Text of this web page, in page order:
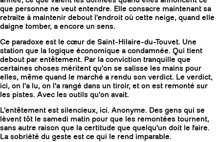
COUTEAUX
que personne ne veut entendre. Elle consacre maintenant sa
retraite à maintenir debout l'endroit où cette neige, quand elle
daigne tomber, a encore un sens.
Ce paradoxe est le cœur de Saint-Hilaire-du-Touvet. Une
station que la logique économique a condamnée. Qui tient
debout par entêtement. Par la conviction tranquille que
certaines choses méritent qu'on se salisse les mains pour
elles, même quand le marché a rendu son verdict. Le verdict,
ici, on l'a lu, on l'a rangé dans un tiroir, et on est remonté sur
les pistes. Avec les outils qu'on avait.
L'entêtement est silencieux, ici. Anonyme. Des gens qui se
lèvent tôt le samedi matin pour que les remontées tournent,
sans autre raison que la certitude que quelqu'un doit le faire.
La sobriété du geste est ce qui le rend imparable.